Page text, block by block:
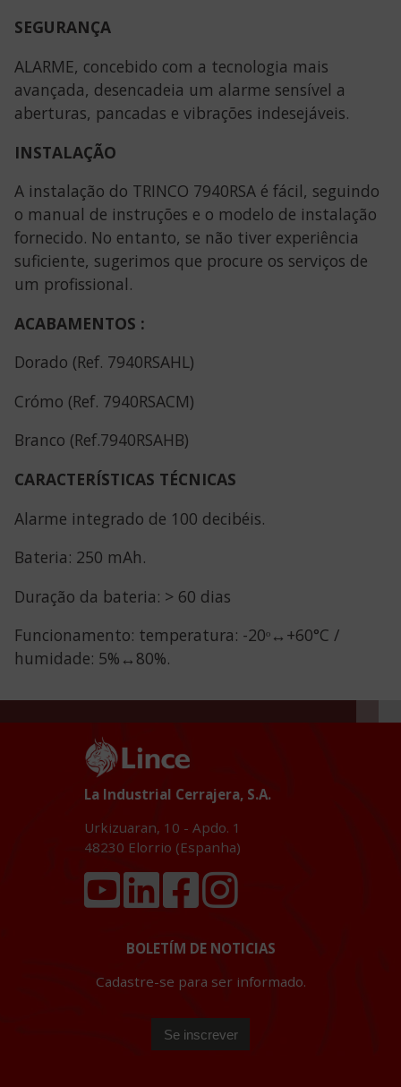
SEGURANÇA
ALARME, concebido com a tecnologia mais
avançada, desencadeia um alarme sensível a
aberturas, pancadas e vibrações indesejáveis.
INSTALAÇÃO
A instalação do TRINCO 7940RSA é fácil, seguindo
o manual de instruções e o modelo de instalação
fornecido. No entanto, se não tiver experiência
suficiente, sugerimos que procure os serviços de
um profissional.
ACABAMENTOS :
Dorado (Ref. 7940RSAHL)
Crómo (Ref. 7940RSACM)
Branco (Ref.7940RSAHB)
CARACTERÍSTICAS TÉCNICAS
Alarme integrado de 100 decibéis.
Bateria: 250 mAh.
Duração da bateria: > 60 dias
Funcionamento: temperatura: -20ᵒ↔+60°C /
humidade: 5%↔80%.
La Industrial Cerrajera, S.A.
Urkizuaran, 10 - Apdo. 1
48230 Elorrio (Espanha)
BOLETÍM DE NOTICIAS
Cadastre-se para ser informado.